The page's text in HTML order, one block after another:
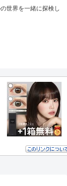
世界を一緒に探検し